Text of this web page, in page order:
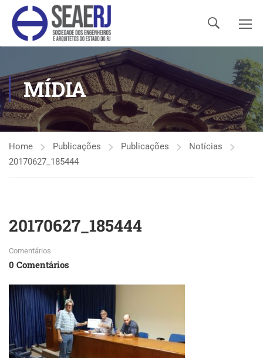
MÍDIA
Home Publicações Publicações
Notícias
20170627_185444
20170627_185444
Comentários
0 Comentários